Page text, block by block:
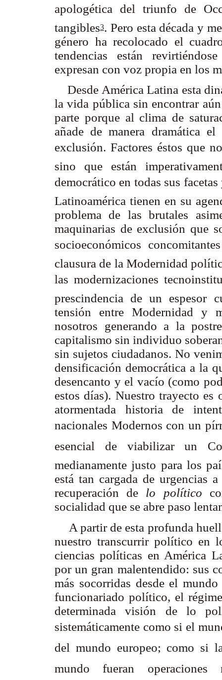
apologética del triunfo de
tangibles3. Pero esta década y
género ha recolocado el
tendencias están
expresan con voz propia en los
Desde América Latina esta
la vida pública sin encontrar
parte porque al clima de
añade de manera dramática
exclusión. Factores éstos que
sino que están
democrático en todas sus
Latinoamérica tienen en su
problema de las brutales
maquinarias de exclusión que
socioeconómicos
clausura de la Modernidad
las modernizaciones
prescindencia de un espesor
tensión entre Modernidad y
nosotros generando a la
capitalismo sin individuo
sin sujetos ciudadanos. No
densificación democrática a la
desencanto y el vacío (como
estos días). Nuestro trayecto
atormentada historia de
nacionales Modernos con un
esencial de viabilizar un
medianamente justo para los
está tan cargada de urgencias
recuperación de lo político
socialidad que se abre paso
A partir de esta profunda
nuestro transcurrir político en
ciencias políticas en América
por un gran malentendido: sus
más socorridas desde el
funcionariado político, el
determinada visión de lo
sistemáticamente como si el
del mundo europeo; como
mundo fueran operaciones